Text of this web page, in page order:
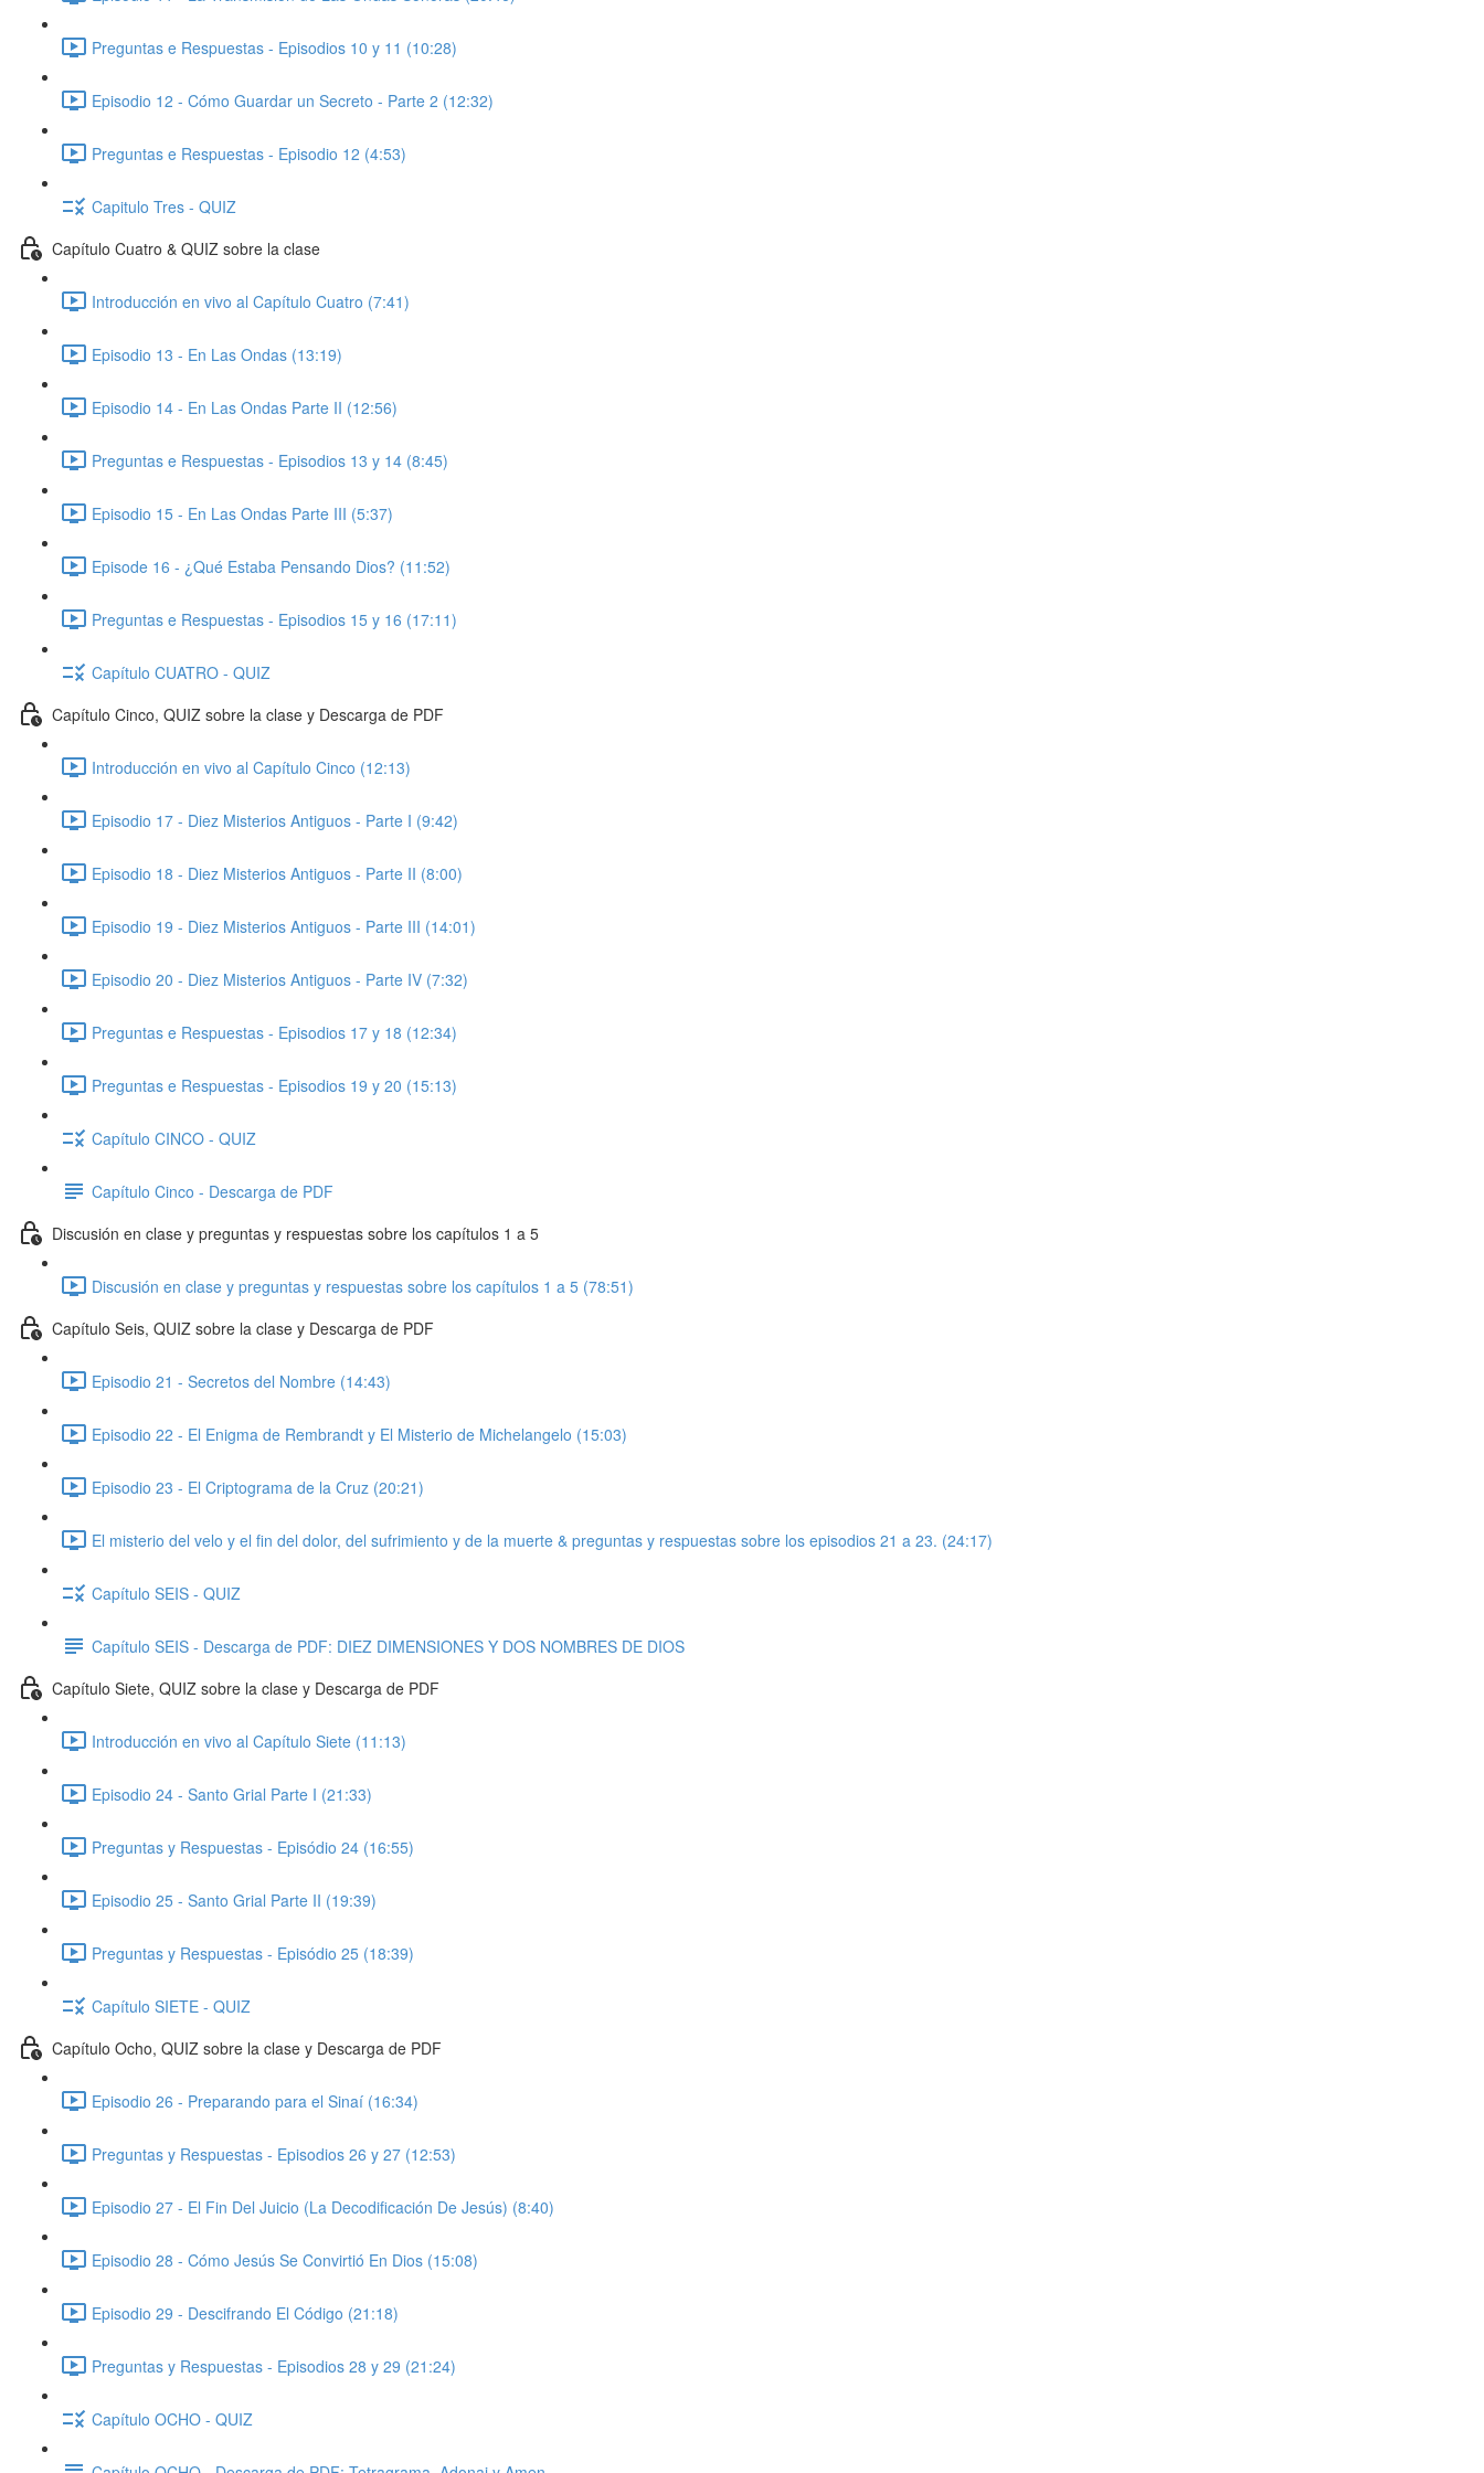
Preguntas e Respuestas - Episodios 10 y 11 (10:28)
Episodio 12 - Cómo Guardar un Secreto - Parte 2 (12:32)
Preguntas e Respuestas - Episodio 12 (4:53)
Capitulo Tres - QUIZ
Capítulo Cuatro & QUIZ sobre la clase
Introducción en vivo al Capítulo Cuatro (7:41)
Episodio 13 - En Las Ondas (13:19)
Episodio 14 - En Las Ondas Parte II (12:56)
Preguntas e Respuestas - Episodios 13 y 14 (8:45)
Episodio 15 - En Las Ondas Parte III (5:37)
Episode 16 - ¿Qué Estaba Pensando Dios? (11:52)
Preguntas e Respuestas - Episodios 15 y 16 (17:11)
Capítulo CUATRO - QUIZ
Capítulo Cinco, QUIZ sobre la clase y Descarga de PDF
Introducción en vivo al Capítulo Cinco (12:13)
Episodio 17 - Diez Misterios Antiguos - Parte I (9:42)
Episodio 18 - Diez Misterios Antiguos - Parte II (8:00)
Episodio 19 - Diez Misterios Antiguos - Parte III (14:01)
Episodio 20 - Diez Misterios Antiguos - Parte IV (7:32)
Preguntas e Respuestas - Episodios 17 y 18 (12:34)
Preguntas e Respuestas - Episodios 19 y 20 (15:13)
Capítulo CINCO - QUIZ
Capítulo Cinco - Descarga de PDF
Discusión en clase y preguntas y respuestas sobre los capítulos 1 a 5
Discusión en clase y preguntas y respuestas sobre los capítulos 1 a 5 (78:51)
Capítulo Seis, QUIZ sobre la clase y Descarga de PDF
Episodio 21 - Secretos del Nombre (14:43)
Episodio 22 - El Enigma de Rembrandt y El Misterio de Michelangelo (15:03)
Episodio 23 - El Criptograma de la Cruz (20:21)
El misterio del velo y el fin del dolor, del sufrimiento y de la muerte & preguntas y respuestas sobre los episodios 21 a 23. (24:17)
Capítulo SEIS - QUIZ
Capítulo SEIS - Descarga de PDF: DIEZ DIMENSIONES Y DOS NOMBRES DE DIOS
Capítulo Siete, QUIZ sobre la clase y Descarga de PDF
Introducción en vivo al Capítulo Siete (11:13)
Episodio 24 - Santo Grial Parte I (21:33)
Preguntas y Respuestas - Episódio 24 (16:55)
Episodio 25 - Santo Grial Parte II (19:39)
Preguntas y Respuestas - Episódio 25 (18:39)
Capítulo SIETE - QUIZ
Capítulo Ocho, QUIZ sobre la clase y Descarga de PDF
Episodio 26 - Preparando para el Sinaí (16:34)
Preguntas y Respuestas - Episodios 26 y 27 (12:53)
Episodio 27 - El Fin Del Juicio (La Decodificación De Jesús) (8:40)
Episodio 28 - Cómo Jesús Se Convirtió En Dios (15:08)
Episodio 29 - Descifrando El Código (21:18)
Preguntas y Respuestas - Episodios 28 y 29 (21:24)
Capítulo OCHO - QUIZ